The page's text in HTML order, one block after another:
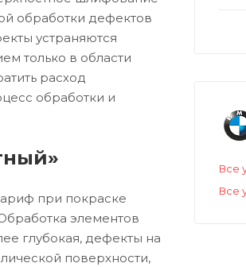
обработки дефектов
устраняются
только в области
расход
обработки и
при покраске
элементов
глубокая, дефекты на
поверхности,
Все
Все